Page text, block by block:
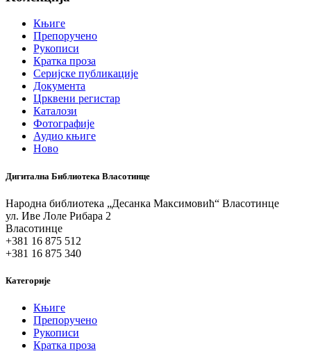
Књиге
Препоручено
Рукописи
Кратка проза
Серијске публикације
Документа
Црквени регистар
Каталози
Фотографије
Аудио књиге
Ново
Дигитална Библиотека Власотинце
Народна библиотека „Десанка Максимовић“ Власотинце
ул. Иве Лоле Рибара 2
Власотинце
+381 16 875 512
+381 16 875 340
Категорије
Књиге
Препоручено
Рукописи
Кратка проза